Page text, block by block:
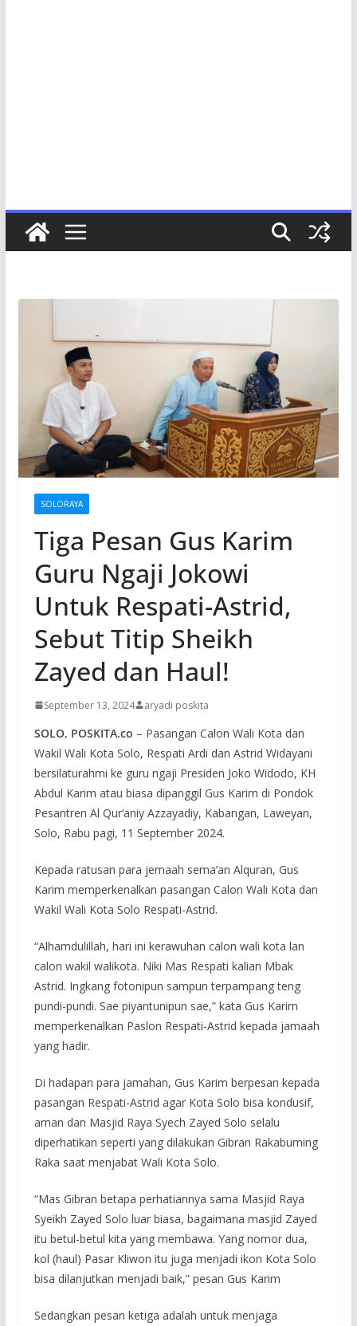
SOLORAYA
Tiga Pesan Gus Karim
Guru Ngaji Jokowi
Untuk Respati-Astrid,
Sebut Titip Sheikh
Zayed dan Haul!
September 13, 2024 aryadi poskita
SOLO, POSKITA.co – Pasangan Calon Wali Kota dan
Wakil Wali Kota Solo, Respati Ardi dan Astrid Widayani
bersilaturahmi ke guru ngaji Presiden Joko Widodo, KH
Abdul Karim atau biasa dipanggil Gus Karim di Pondok
Pesantren Al Qur’aniy Azzayadiy, Kabangan, Laweyan,
Solo, Rabu pagi, 11 September 2024.
Kepada ratusan para jemaah sema’an Alquran, Gus
Karim memperkenalkan pasangan Calon Wali Kota dan
Wakil Wali Kota Solo Respati-Astrid.
“Alhamdulillah, hari ini kerawuhan calon wali kota lan
calon wakil walikota. Niki Mas Respati kalian Mbak
Astrid. Ingkang fotonipun sampun terpampang teng
pundi-pundi. Sae piyantunipun sae,” kata Gus Karim
memperkenalkan Paslon Respati-Astrid kepada jamaah
yang hadir.
Di hadapan para jamahan, Gus Karim berpesan kepada
pasangan Respati-Astrid agar Kota Solo bisa kondusif,
aman dan Masjid Raya Syech Zayed Solo selalu
diperhatikan seperti yang dilakukan Gibran Rakabuming
Raka saat menjabat Wali Kota Solo.
“Mas Gibran betapa perhatiannya sama Masjid Raya
Syeikh Zayed Solo luar biasa, bagaimana masjid Zayed
itu betul-betul kita yang membawa. Yang nomor dua,
kol (haul) Pasar Kliwon itu juga menjadi ikon Kota Solo
bisa dilanjutkan menjadi baik,” pesan Gus Karim
Sedangkan pesan ketiga adalah untuk menjaga